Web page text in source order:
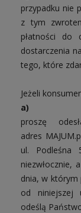
przypadku nie
z tym
płatności do
dostarczenia
tego, które
Jeżeli
a)
proszę
adres
ul. Podleśna
niezwłocznie,
dnia, w
od niniejszej
odeślą